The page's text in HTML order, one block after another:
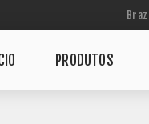
PRODUTOS